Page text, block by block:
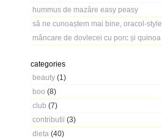
hummus de mazăre easy peasy
să ne cunoaștem mai bine, oracol-style
mâncare de dovlecei cu porc și quinoa
categories
beauty (1)
boo (8)
club (7)
contributii (3)
dieta (40)